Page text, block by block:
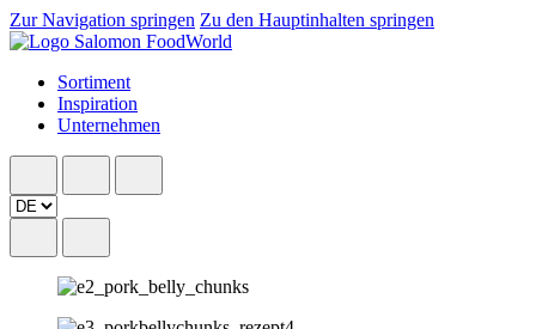
Zur Navigation springen Zu den Hauptinhalten springen
Sortiment
Inspiration
Unternehmen